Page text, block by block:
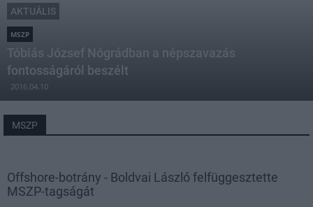
AKTUÁLIS
MSZP
Tóbiás József Nógrádban a népszavazás
fontosságáról beszélt
2016.04.10
MSZP
Offshore-botrány - Boldvai László felfüggesztette
MSZP-tagságát